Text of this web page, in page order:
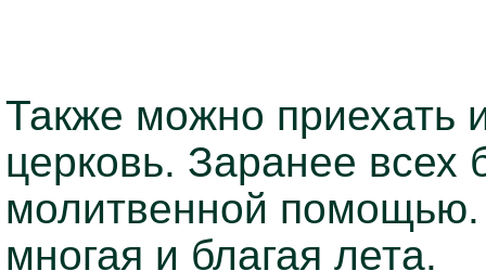
Также можно приехать
церковь. Заранее всех
молитвенной
многая и благая лета.